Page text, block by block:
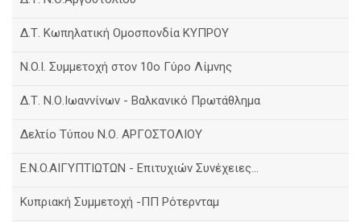
Δ.Τ. Κωπηλατική Ομοσπονδία ΚΥΠΡΟΥ
N.O.I. Συμμετοχή στον 10ο Γύρο Λίμνης
Δ.Τ. Ν.Ο.Ιωαννίνων - Βαλκανικό Πρωτάθλημα
Δελτίο Τύπου Ν.Ο. ΑΡΓΟΣΤΟΛΙΟΥ
E.N.O.AIΓΥΠΤΙΩΤΩΝ - Επιτυχιών Συνέχειες...
Κυπριακή Συμμετοχή -ΠΠ Ρότερνταμ